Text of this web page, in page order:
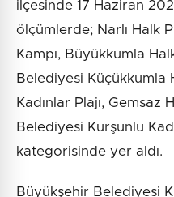
ilçesinde 17 Haziran
ölçümlerde; Narlı Halk
Kampı, Büyükkumla
Belediyesi Küçükkumla
Kadınlar Plajı, Gemsaz
Belediyesi Kurşunlu
kategorisinde yer aldı.
Büyükşehir Belediyesi